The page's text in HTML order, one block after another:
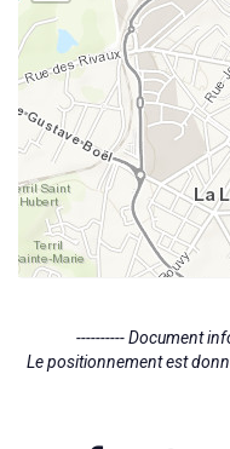
---------- Document
Le positionnement est